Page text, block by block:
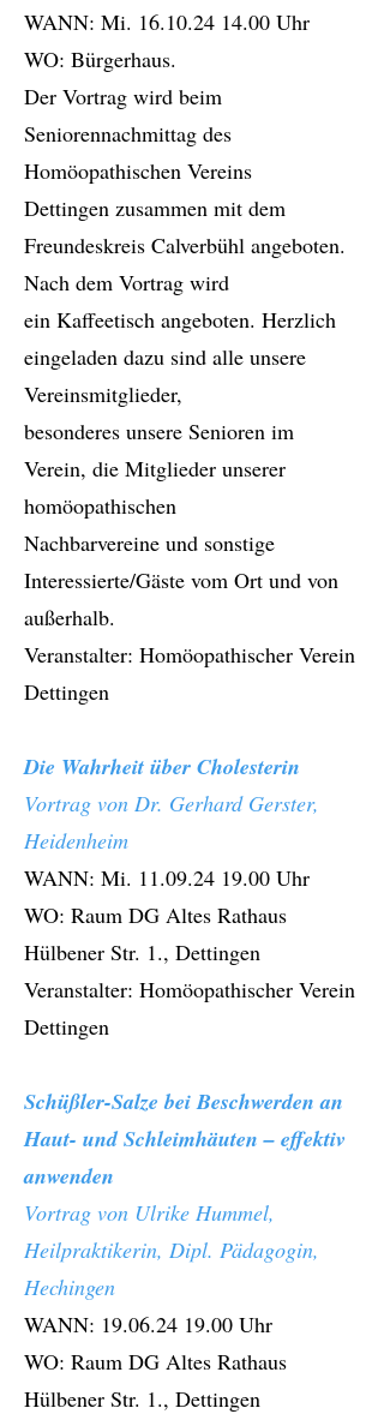
WANN: Mi. 16.10.24 14.00 Uhr
WO: Bürgerhaus.
Der Vortrag wird beim
Seniorennachmittag des
Homöopathischen Vereins
Dettingen zusammen mit dem
Freundeskreis Calverbühl angeboten.
Nach dem Vortrag wird
ein Kaffeetisch angeboten. Herzlich
eingeladen dazu sind alle unsere
Vereinsmitglieder,
besonderes unsere Senioren im
Verein, die Mitglieder unserer
homöopathischen
Nachbarvereine und sonstige
Interessierte/Gäste vom Ort und von
außerhalb.
Veranstalter: Homöopathischer Verein
Dettingen
Die Wahrheit über Cholesterin
Vortrag von Dr. Gerhard Gerster,
Heidenheim
WANN: Mi. 11.09.24 19.00 Uhr
WO: Raum DG Altes Rathaus
Hülbener Str. 1., Dettingen
Veranstalter: Homöopathischer Verein
Dettingen
Schüßler-Salze bei Beschwerden an
Haut- und Schleimhäuten – effektiv
anwenden
Vortrag von Ulrike Hummel,
Heilpraktikerin, Dipl. Pädagogin,
Hechingen
WANN: 19.06.24 19.00 Uhr
WO: Raum DG Altes Rathaus
Hülbener Str. 1., Dettingen